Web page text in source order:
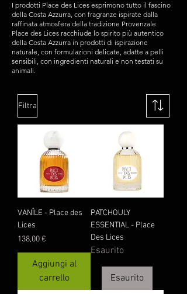
I prodotti Place des Lices esprimono tutto il fascino
della Costa Azzurra, con fragranze ispirate dalla
raffinata atmosfera della tradizione Provenzale
Place des Lices racchiude lo spirito più autentico
della Costa Azzurra in prodotti di ispirazione
naturale, con formulazioni delicate, adatte a pelli
sensibili, con ingredienti naturali e non testati su
animali.
Filtra
VANÎLE - Place des
Lices
Prezzo
138,00 €
Aggiungi al
carrello
PATCHOULY
ESSENTIAL - Place
Des Lices
Esaurito
Esaurito